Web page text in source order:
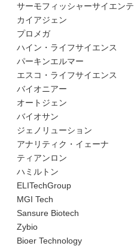
サーモフィッシャーサイエン
カイアジェン
プロメガ
ハイン・ライフサイエンス
パーキンエルマー
エスコ・ライフサイエンス
バイオニアー
オートジェン
バイオサン
ジェノリューション
アナリティク・イェーナ
ティアンロン
ハミルトン
ELITechGroup
MGI Tech
Sansure Biotech
Zybio
Bioer Technology